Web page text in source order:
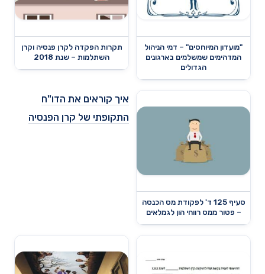
"מועדון המיוחסים" – דמי הניהול
המדהימים שמשלמים בארגונים
הגדולים
תקרות הפקדה לקרן פנסיה וקרן
השתלמות – שנת 2018
סעיף 125 ד' לפקודת מס הכנסה
– פטור ממס רווחי הון לגמלאים
איך קוראים את הדו"ח
התקופתי של קרן הפנסיה